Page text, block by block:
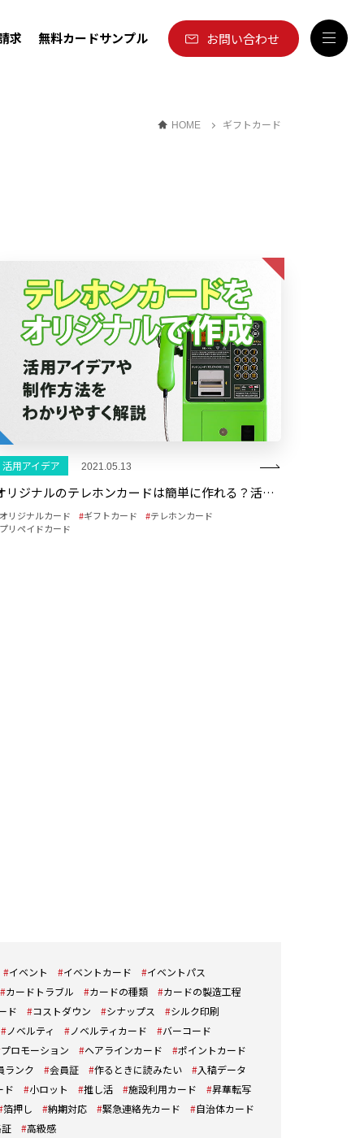
求 無料カードサンプル お問い合わせ
HOME ギフトカード
活用アイデア 2021.05.13
オリジナルのテレホンカードは簡単に作れる？活用アイデアや制作方法
リジナルカード ギフトカード
テレホンカード
リペイドカード
イベント イベントカード
イベントパス
カードトラブル
カードの種類
カードの製造工程
ド
コストダウン シナップス
シルク印刷
ノベルティ
ノベルティカード
バーコード
プロモーション
ヘアラインカード
ポイントカード
ランク
会員証 作るときに読みたい
入稿データ
ド
小ロット 推し活 施設利用カード
昇華転写
箔押し
納期対応 緊急連絡先カード
自治体カード
高級感